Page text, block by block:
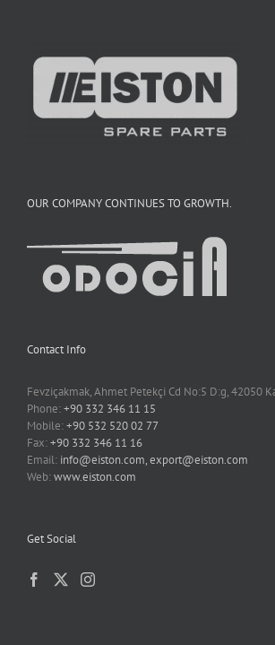
OUR COMPANY CONTINUES TO GROWTH.
Contact Info
Fevziçakmak, Ahmet Petekçi Cd No:5 D:g, 42050
Phone:+90 332 346 11 15
Mobile:+90 532 520 02 77
Fax:+90 332 346 11 16
Email: info@eiston.com, export@eiston.com
Web:www.eiston.com
Get Social